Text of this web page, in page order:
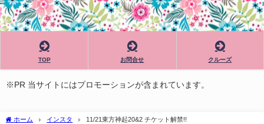
TOP お問合せ クルーズ
※PR 当サイトにはプロモーションが含まれています。
ホーム インスタ 11/21東方神起20&2 チケット解禁!!